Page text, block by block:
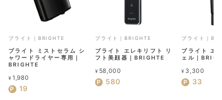
ブライト｜BRIGHTE
ブライト ミストセラム シ
ャワードライヤー専用｜
BRIGHTE
¥ 1,980
19
ブライト｜BRIGHTE
ブライト エレキリフト リ
フト美顔器｜BRIGHTE
¥ 58,000
580
ブライト｜
ブライト エ
ェル｜
¥ 3,300
33